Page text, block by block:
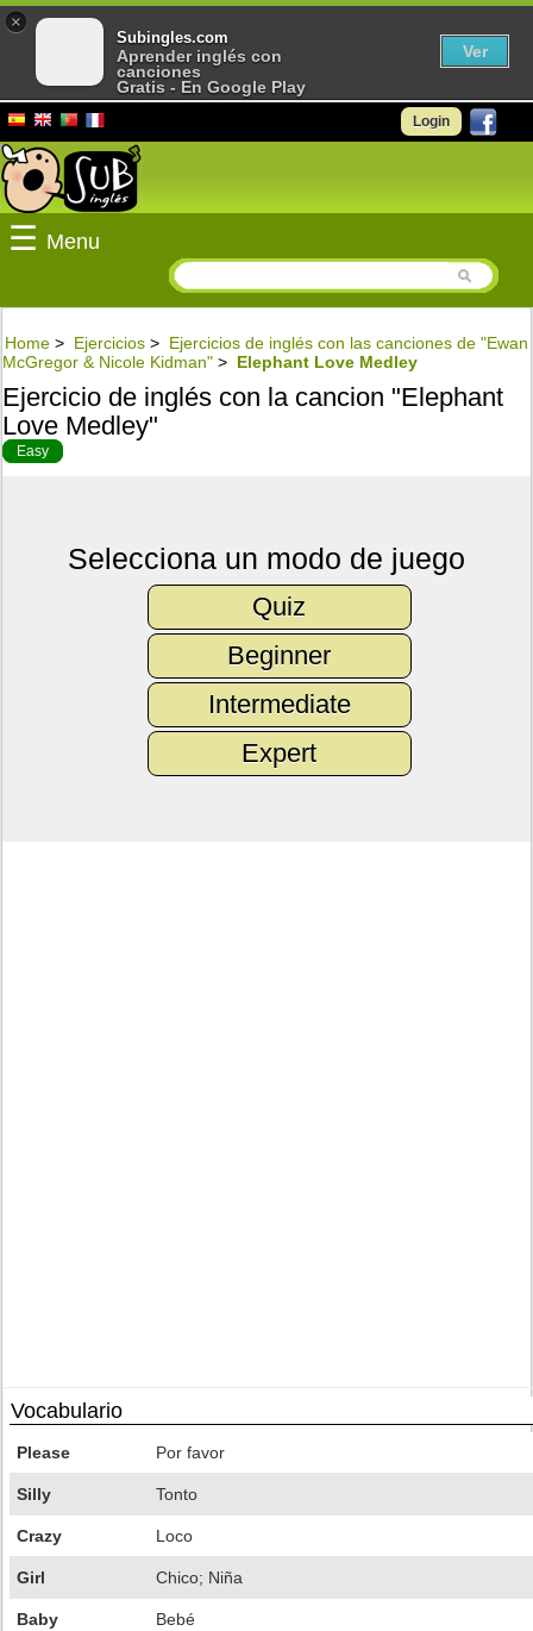
Login
☰ Menu
Home > Ejercicios > Ejercicios de inglés con las canciones de "Ewan
McGregor & Nicole Kidman" > Elephant Love Medley
Ejercicio de inglés con la cancion "Elephant
Love Medley"
Easy
Selecciona un modo de juego
Quiz
Beginner
Intermediate
Expert
Vocabulario
Please Por favor
Silly Tonto
Crazy Loco
Girl Chico; Niña
Baby Bebé
×
Subingles.com
Aprender inglés con
canciones
Gratis - En Google Play
Ver